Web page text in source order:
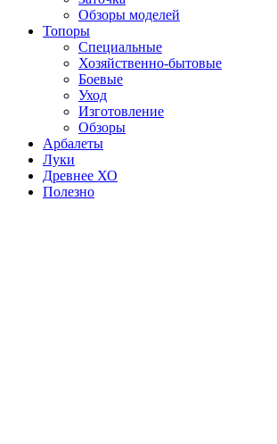
Обзоры моделей
Топоры
Специальные
Хозяйственно-бытовые
Боевые
Уход
Изготовление
Обзоры
Арбалеты
Луки
Древнее ХО
Полезно